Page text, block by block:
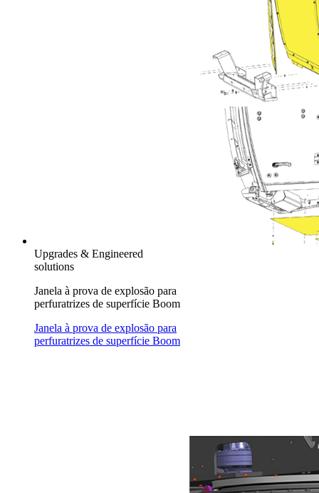
Upgrades & Engineered
solutions
Janela à prova de explosão para
perfuratrizes de superfície Boom
Janela à prova de explosão para
perfuratrizes de superfície Boom